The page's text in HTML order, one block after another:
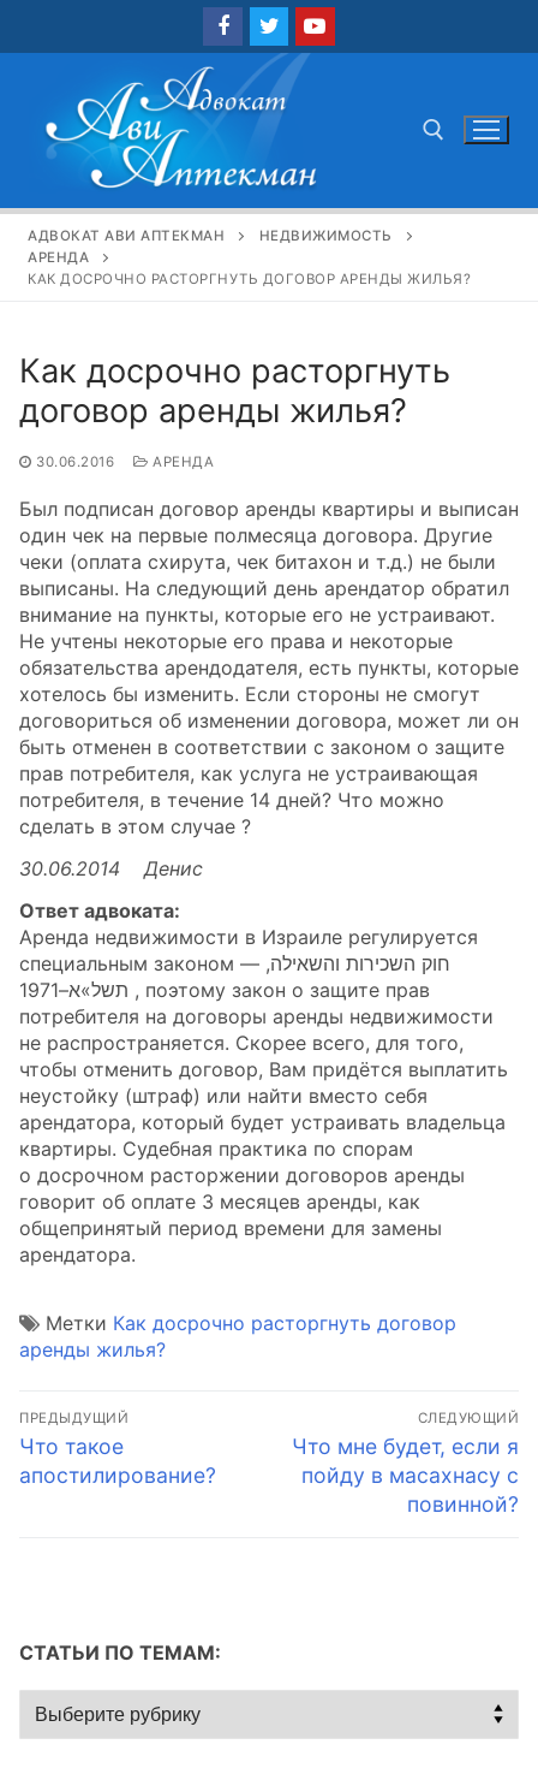
Найти:
АДВОКАТ АВИ АПТЕКМАН
НЕДВИЖИМОСТЬ
АРЕНДА
КАК ДОСРОЧНО РАСТОРГНУТЬ ДОГОВОР АРЕНДЫ ЖИЛЬЯ?
Как досрочно расторгнуть
договор аренды жилья?
30.06.2016 АРЕНДА
Был подписан договор аренды квартиры и выписан
один чек на первые полмесяца договора. Другие
чеки (оплата схирута, чек битахон и т.д.) не были
выписаны. На следующий день арендатор обратил
внимание на пункты, которые его не устраивают.
Не учтены некоторые его права и некоторые
обязательства арендодателя, eсть пункты, которые
хотелось бы изменить. Если стороны не смогут
договориться об изменении договора, может ли он
быть отменен в соответствии с законом о защите
прав потребителя, как услуга не устраивающая
потребителя, в течение 14 дней? Что можно
сделать в этом случае ?
30.06.2014 Денис
Ответ адвоката:
Аренда недвижимости в Израиле регулируется
специальным законом — חוק השכירות והשאילה,
תשל»א–1971 , поэтому закон о защите прав
потребителя на договоры аренды недвижимости
не распространяется. Скорее всего, для того,
чтобы отменить договор, Вам придётся выплатить
неустойку (штраф) или найти вместо себя
арендатора, который будет устраивать владельца
квартиры. Судебная практика по спорам
о досрочном расторжении договоров аренды
говорит об оплате 3 месяцев аренды, как
общепринятый период времени для замены
арендатора.
Метки Как досрочно расторгнуть договор
аренды жилья?
Навигация
по
записям
ПРЕДЫДУЩИЙ
Предыдущая
запись:
Что такое
апостилирование?
СЛЕДУЮЩИЙ
Следующая
запись:
Что мне будет, если я
пойду в масахнасу с
повинной?
СТАТЬИ ПО ТЕМАМ:
Статьи
по